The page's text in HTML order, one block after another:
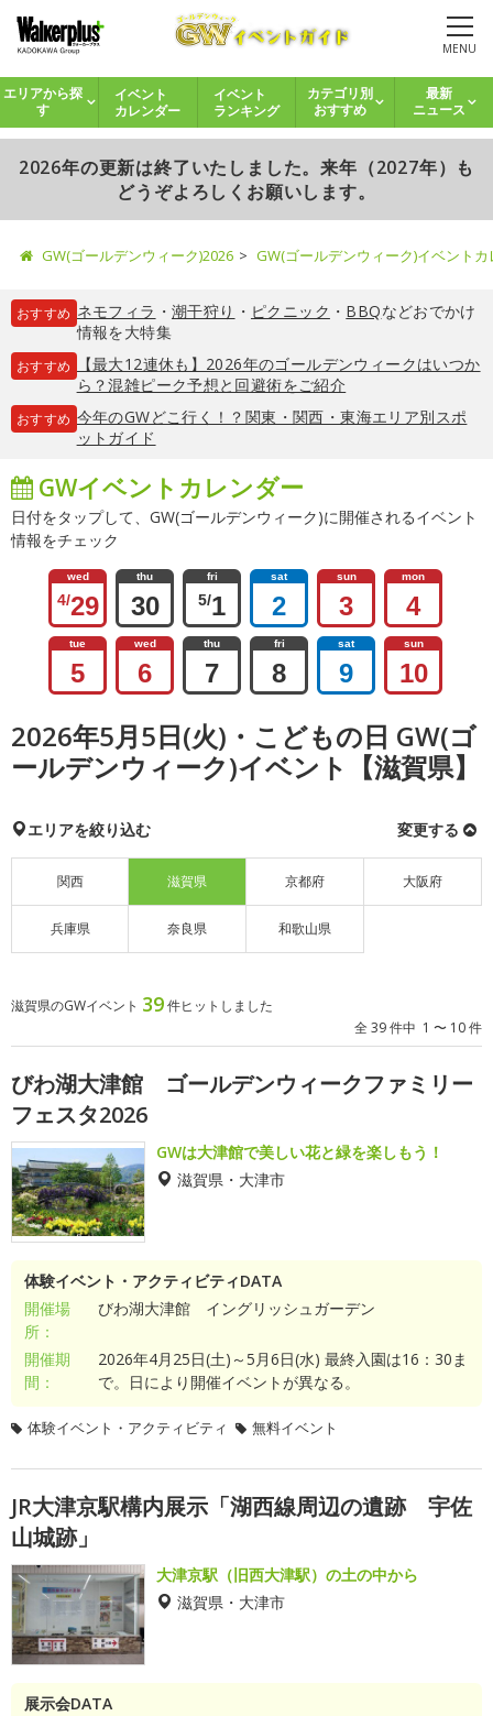
MENU
エリアから探
す
イベント
カレンダー
イベント
ランキング
カテゴリ別
おすすめ
最新
ニュース
2026年の更新は終了いたしました。来年（2027年）も
どうぞよろしくお願いします。
GW(ゴールデンウィーク)2026 GW(ゴールデンウィーク)イベント
おすすめ ネモフィラ ・ 潮干狩り ・ ピクニック ・ BBQなどおでかけ
情報を大特集
おすすめ
【最大12連休も】2026年のゴールデンウィークはいつか
ら？混雑ピーク予想と回避術をご紹介
おすすめ 今年のGWどこ行く！？関東・関西・東海エリア別スポ
ットガイド
GWイベントカレンダー
日付をタップして、GW(ゴールデンウィーク)に開催されるイベント
情報をチェック
wed
4/29
thu
30
fri
5/1
sat
2
sun
3
mon
4
tue
5
wed
6
thu
7
fri
8
sat
9
sun
10
2026年5月5日(火)・こどもの日 GW(ゴ
ールデンウィーク)イベント【滋賀県】
エリアを絞り込む 変更する
関西 滋賀県 京都府 大阪府
兵庫県 奈良県 和歌山県
滋賀県のGWイベント 39件ヒットしました
全 39 件中 1 〜 10 件
びわ湖大津館 ゴールデンウィークファミリー
フェスタ2026
GWは大津館で美しい花と緑を楽しもう！
滋賀県・大津市
体験イベント・アクティビティDATA
開催場
所：
びわ湖大津館 イングリッシュガーデン
開催期
間：
2026年4月25日(土)～5月6日(水) 最終入園は16：30ま
で。日により開催イベントが異なる。
体験イベント・アクティビティ 無料イベント
JR大津京駅構内展示「湖西線周辺の遺跡 宇佐
山城跡」
大津京駅（旧西大津駅）の土の中から
滋賀県・大津市
展示会DATA